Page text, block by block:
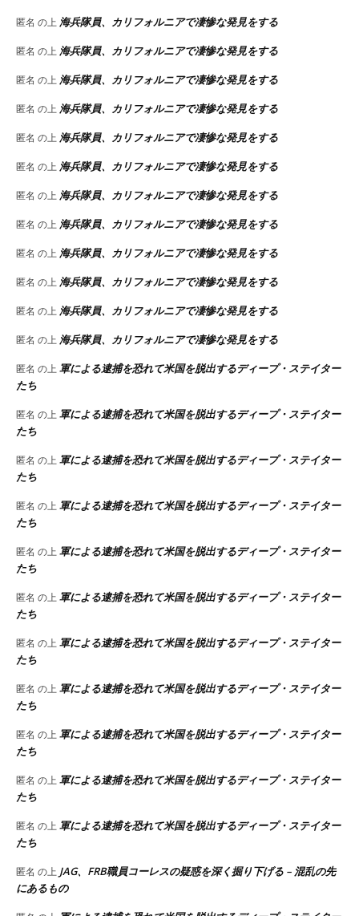
匿名 の上 海兵隊員、カリフォルニアで凄惨な発見をする
匿名 の上 海兵隊員、カリフォルニアで凄惨な発見をする
匿名 の上 海兵隊員、カリフォルニアで凄惨な発見をする
匿名 の上 海兵隊員、カリフォルニアで凄惨な発見をする
匿名 の上 海兵隊員、カリフォルニアで凄惨な発見をする
匿名 の上 海兵隊員、カリフォルニアで凄惨な発見をする
匿名 の上 海兵隊員、カリフォルニアで凄惨な発見をする
匿名 の上 海兵隊員、カリフォルニアで凄惨な発見をする
匿名 の上 海兵隊員、カリフォルニアで凄惨な発見をする
匿名 の上 海兵隊員、カリフォルニアで凄惨な発見をする
匿名 の上 海兵隊員、カリフォルニアで凄惨な発見をする
匿名 の上 海兵隊員、カリフォルニアで凄惨な発見をする
匿名 の上 軍による逮捕を恐れて米国を脱出するディープ・ステイター
たち
匿名 の上 軍による逮捕を恐れて米国を脱出するディープ・ステイター
たち
匿名 の上 軍による逮捕を恐れて米国を脱出するディープ・ステイター
たち
匿名 の上 軍による逮捕を恐れて米国を脱出するディープ・ステイター
たち
匿名 の上 軍による逮捕を恐れて米国を脱出するディープ・ステイター
たち
匿名 の上 軍による逮捕を恐れて米国を脱出するディープ・ステイター
たち
匿名 の上 軍による逮捕を恐れて米国を脱出するディープ・ステイター
たち
匿名 の上 軍による逮捕を恐れて米国を脱出するディープ・ステイター
たち
匿名 の上 軍による逮捕を恐れて米国を脱出するディープ・ステイター
たち
匿名 の上 軍による逮捕を恐れて米国を脱出するディープ・ステイター
たち
匿名 の上 軍による逮捕を恐れて米国を脱出するディープ・ステイター
たち
匿名 の上 JAG、FRB職員コーレスの疑惑を深く掘り下げる – 混乱の先
にあるもの